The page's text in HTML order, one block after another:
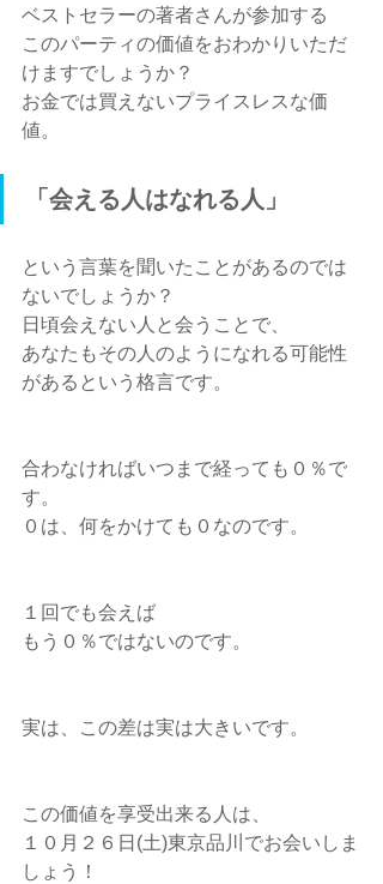
ベストセラーの著者さんが参加する
このパーティの価値をおわかりいただ
けますでしょうか？
お金では買えないプライスレスな価
値。
「会える人はなれる人」
という言葉を聞いたことがあるのでは
ないでしょうか？
日頃会えない人と会うことで、
あなたもその人のようになれる可能性
があるという格言です。
合わなければいつまで経っても０％で
す。
０は、何をかけても０なのです。
１回でも会えば
もう０％ではないのです。
実は、この差は実は大きいです。
この価値を享受出来る人は、
１０月２６日(土)東京品川でお会いしま
しょう！